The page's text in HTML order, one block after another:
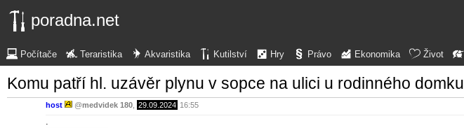
poradna.net
Počítače Teraristika Akvaristika Kutilství Hry Právo Ekonomika Život
Komu patří hl. uzávěr plynu v sopce na ulici u rodinného domku
host @medvidek 180 29.09.2024 16:55